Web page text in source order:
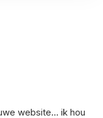
website… ik hou